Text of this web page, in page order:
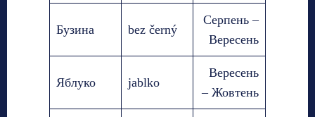
Бузина bez černý
Серпень –
Вересень
Яблуко jablko
Вересень
– Жовтень